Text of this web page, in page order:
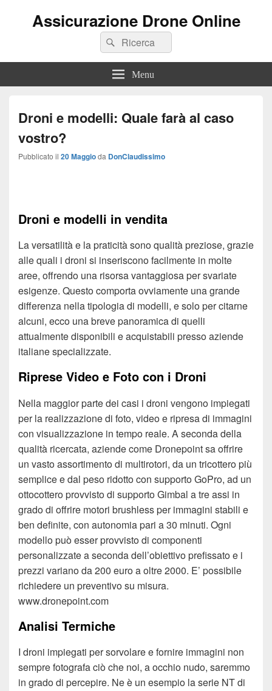
Assicurazione Drone Online
Search
for:
Search
Menu
Droni e modelli: Quale farà al caso
vostro?
Pubblicato il 20 Maggioda DonClaudissimo
Droni e modelli in vendita
La versatilità e la praticità sono qualità preziose, grazie
alle quali i droni si inseriscono facilmente in molte
aree, offrendo una risorsa vantaggiosa per svariate
esigenze. Questo comporta ovviamente una grande
differenza nella tipologia di modelli, e solo per citarne
alcuni, ecco una breve panoramica di quelli
attualmente disponibili e acquistabili presso aziende
italiane specializzate.
Riprese Video e Foto con i Droni
Nella maggior parte dei casi i droni vengono impiegati
per la realizzazione di foto, video e ripresa di immagini
con visualizzazione in tempo reale. A seconda della
qualità ricercata, aziende come Dronepoint sa offrire
un vasto assortimento di multirotori, da un tricottero più
semplice e dal peso ridotto con supporto GoPro, ad un
ottocottero provvisto di supporto Gimbal a tre assi in
grado di offrire motori brushless per immagini stabili e
ben definite, con autonomia pari a 30 minuti. Ogni
modello può esser provvisto di componenti
personalizzate a seconda dell’obiettivo prefissato e i
prezzi variano da 200 euro a oltre 2000. E’ possibile
richiedere un preventivo su misura.
www.dronepoint.com
Analisi Termiche
I droni impiegati per sorvolare e fornire immagini non
sempre fotografa ciò che noi, a occhio nudo, saremmo
in grado di percepire. Ne è un esempio la serie NT di